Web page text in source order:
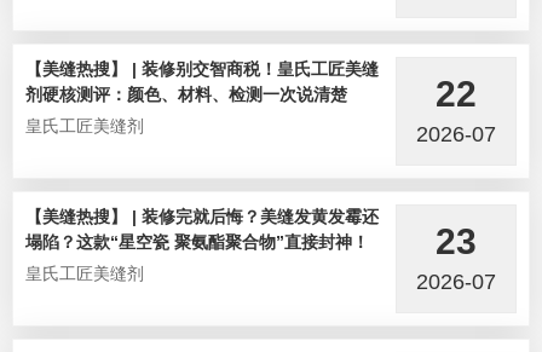
【美缝热搜】 | 装修别交智商税！皇氏工匠美缝
剂硬核测评：颜色、材料、检测一次说清楚
皇氏工匠美缝剂
22
2026-07
【美缝热搜】 | 装修完就后悔？美缝发黄发霉还
塌陷？这款“星空瓷 聚氨酯聚合物”直接封神！
皇氏工匠美缝剂
23
2026-07